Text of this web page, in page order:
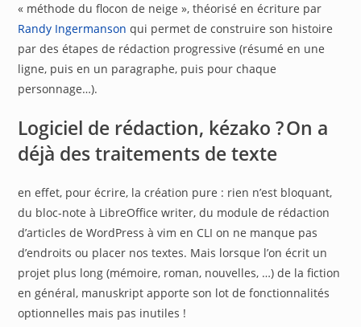
« méthode du flocon de neige », théorisé en écriture par
Randy Ingermanson qui permet de construire son histoire
par des étapes de rédaction progressive (résumé en une
ligne, puis en un paragraphe, puis pour chaque
personnage…).
Logiciel de rédaction, kézako ? On a
déjà des traitements de texte
en effet, pour écrire, la création pure : rien n’est bloquant,
du bloc-note à LibreOffice writer, du module de rédaction
d’articles de WordPress à vim en CLI on ne manque pas
d’endroits ou placer nos textes. Mais lorsque l’on écrit un
projet plus long (mémoire, roman, nouvelles, …) de la fiction
en général, manuskript apporte son lot de fonctionnalités
optionnelles mais pas inutiles !